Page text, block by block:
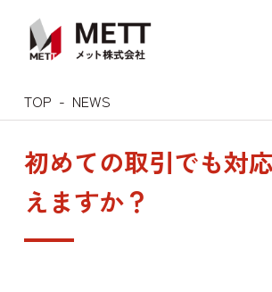
content
TOP NEWS
初めての取引でも対
えますか？